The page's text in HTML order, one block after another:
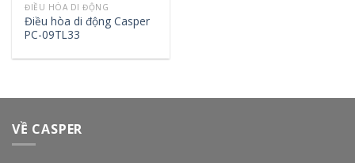
ĐIỀU HÒA DI ĐỘNG
Điều hòa di động Casper
PC-09TL33
VỀ CASPER